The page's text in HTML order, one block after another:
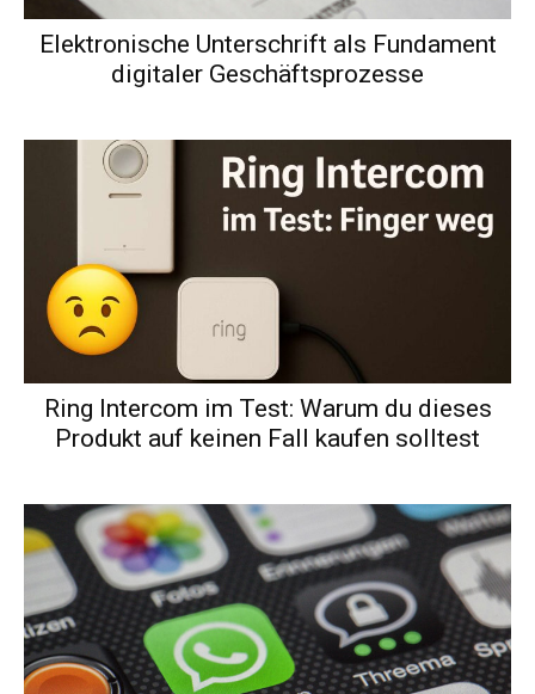
Elektronische Unterschrift als Fundament
digitaler Geschäftsprozesse
Ring Intercom im Test: Warum du dieses
Produkt auf keinen Fall kaufen solltest